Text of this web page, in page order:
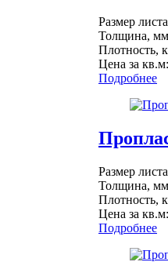
Размер
Толщина,
Плотность,
Цена за
Подробнее
Размер
Толщина,
Плотность,
Цена за
Подробнее